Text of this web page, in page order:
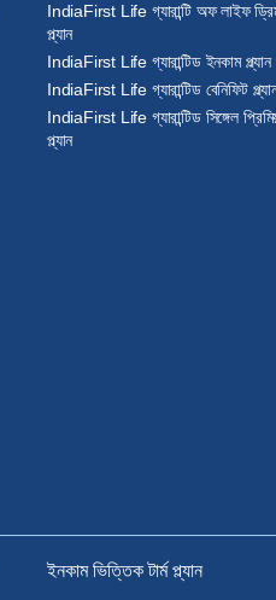
IndiaFirst Life গ্যারান্টি অফ লাইফ
প্ল্যান
IndiaFirst Life গ্যারান্টিড ইনকাম প্ল্যান
IndiaFirst Life গ্যারান্টিড বেনিফিট
IndiaFirst Life গ্যারান্টিড সিঙ্গেল
প্ল্যান
ইনকাম ভিত্তিক টার্ম প্ল্যান